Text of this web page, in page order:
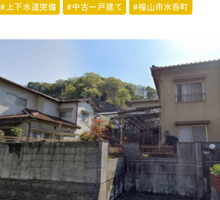
#上下水道完備 #中古一戸建て #福山市水呑町